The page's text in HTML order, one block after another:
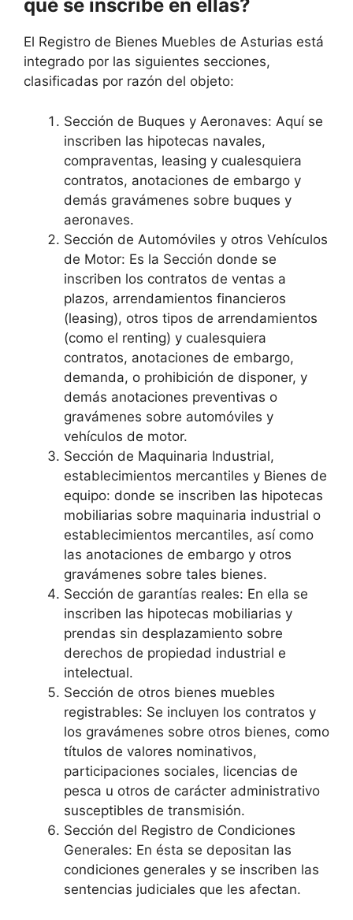
qué se inscribe en ellas?
El Registro de Bienes Muebles de Asturias está
integrado por las siguientes secciones,
clasificadas por razón del objeto:
Sección de Buques y Aeronaves: Aquí se
inscriben las hipotecas navales,
compraventas, leasing y cualesquiera
contratos, anotaciones de embargo y
demás gravámenes sobre buques y
aeronaves.
Sección de Automóviles y otros Vehículos
de Motor: Es la Sección donde se
inscriben los contratos de ventas a
plazos, arrendamientos financieros
(leasing), otros tipos de arrendamientos
(como el renting) y cualesquiera
contratos, anotaciones de embargo,
demanda, o prohibición de disponer, y
demás anotaciones preventivas o
gravámenes sobre automóviles y
vehículos de motor.
Sección de Maquinaria Industrial,
establecimientos mercantiles y Bienes de
equipo: donde se inscriben las hipotecas
mobiliarias sobre maquinaria industrial o
establecimientos mercantiles, así como
las anotaciones de embargo y otros
gravámenes sobre tales bienes.
Sección de garantías reales: En ella se
inscriben las hipotecas mobiliarias y
prendas sin desplazamiento sobre
derechos de propiedad industrial e
intelectual.
Sección de otros bienes muebles
registrables: Se incluyen los contratos y
los gravámenes sobre otros bienes, como
títulos de valores nominativos,
participaciones sociales, licencias de
pesca u otros de carácter administrativo
susceptibles de transmisión.
Sección del Registro de Condiciones
Generales: En ésta se depositan las
condiciones generales y se inscriben las
sentencias judiciales que les afectan.